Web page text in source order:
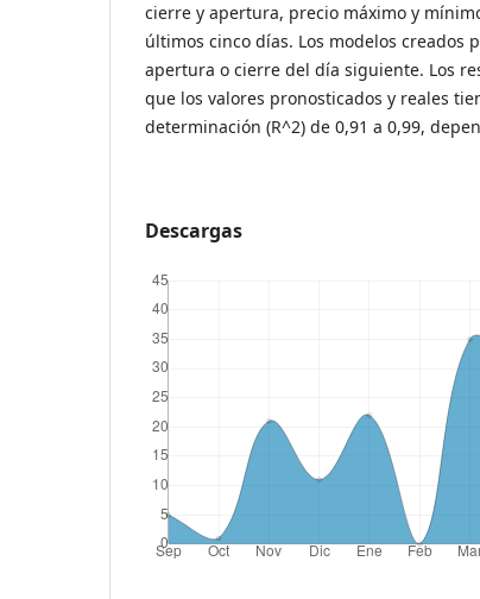
cierre y apertura, precio máximo y
últimos cinco días. Los modelos creados
apertura o cierre del día siguiente. Los
que los valores pronosticados y reales
determinación (R^2) de 0,91 a 0,99,
Descargas